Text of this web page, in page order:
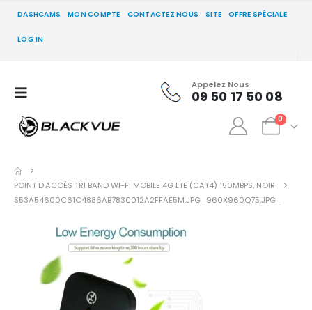
DASHCAMS MON COMPTE CONTACTEZ NOUS SITE OFFRE SPÉCIALE
LOG IN
Appelez Nous
09 50 17 50 08
0
POINT D'ACCÈS TRI BAND WI-FI MOBILE 4G LTE (CAT4) 150MBPS, NOIR
S53A54600C61C4886AB7830012A2FFAE5M.JPG_960X960Q75.JPG_